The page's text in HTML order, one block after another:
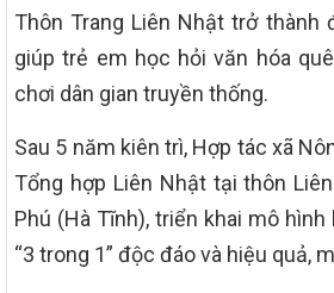
Thôn Trang Liên Nhật trở thành
giúp trẻ em học hỏi văn hóa
chơi dân gian truyền thống.
Sau 5 năm kiên trì, Hợp tác xã
Tổng hợp Liên Nhật tại thôn
Phú (Hà Tĩnh), triển khai mô
“3 trong 1” độc đáo và hiệu quả,